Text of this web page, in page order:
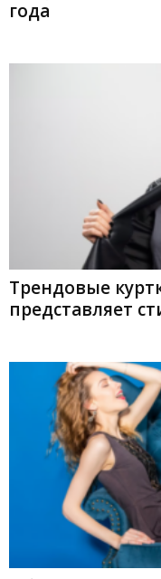
года
Трендовые
представляет